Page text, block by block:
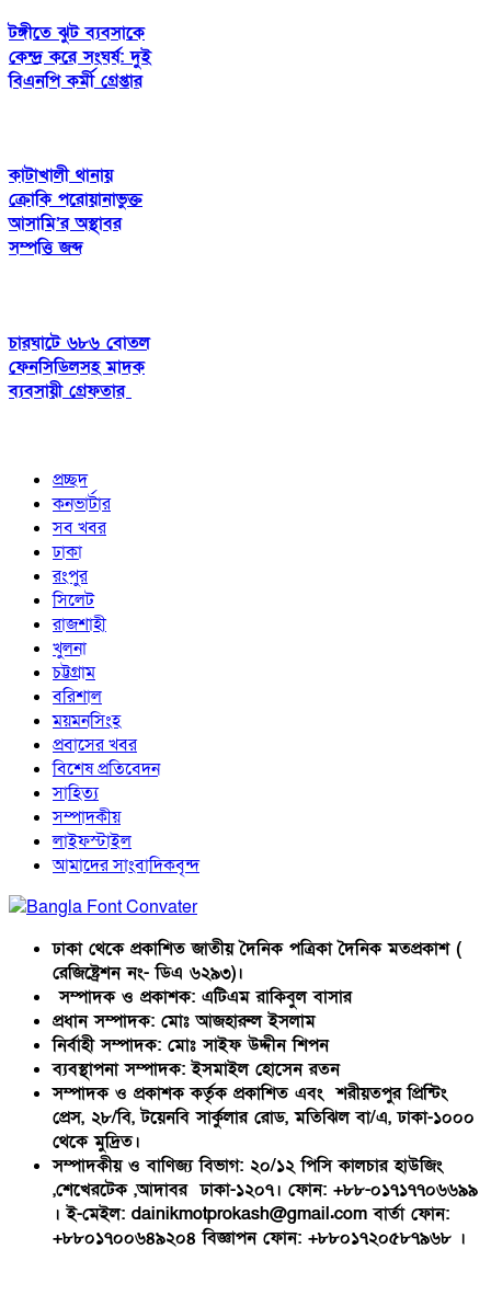
টঙ্গীতে ঝুট ব্যবসাকে
কেন্দ্র করে সংঘর্ষ: দুই
বিএনপি কর্মী গ্রেপ্তার
কাটাখালী থানায়
ক্রোকি পরোয়ানাভুক্ত
আসামি’র অস্থাবর
সম্পত্তি জব্দ
চারঘাটে ৬৮৬ বোতল
ফেনসিডিলসহ মাদক
ব্যবসায়ী গ্রেফতার
প্রচ্ছদ
কনভার্টার
সব খবর
ঢাকা
রংপুর
সিলেট
রাজশাহী
খুলনা
চট্টগ্রাম
বরিশাল
ময়মনসিংহ
প্রবাসের খবর
বিশেষ প্রতিবেদন
সাহিত্য
সম্পাদকীয়
লাইফস্টাইল
আমাদের সাংবাদিকবৃন্দ
ঢাকা থেকে প্রকাশিত জাতীয় দৈনিক পত্রিকা দৈনিক মতপ্রকাশ (
রেজিষ্ট্রেশন নং- ডিএ ৬২৯৩)।
সম্পাদক ও প্রকাশক: এটিএম রাকিবুল বাসার
প্রধান সম্পাদক: মোঃ আজহারুল ইসলাম
নির্বাহী সম্পাদক: মোঃ সাইফ উদ্দীন শিপন
ব্যবস্থাপনা সম্পাদক: ইসমাইল হোসেন রতন
সম্পাদক ও প্রকাশক কর্তৃক প্রকাশিত এবং শরীয়তপুর প্রিন্টিং
প্রেস, ২৮/বি, টয়েনবি সার্কুলার রোড, মতিঝিল বা/এ, ঢাকা-১০০০
থেকে মুদ্রিত।
সম্পাদকীয় ও বাণিজ্য বিভাগ: ২০/১২ পিসি কালচার হাউজিং
,শেখেরটেক ,আদাবর ঢাকা-১২০৭। ফোন: +৮৮-০১৭১৭৭০৬৬৯৯
। ই-মেইল: dainikmotprokash@gmail.com বার্তা ফোন:
+৮৮০১৭০০৬৪৯২০৪ বিজ্ঞাপন ফোন: +৮৮০১৭২০৫৮৭৯৬৮ ।